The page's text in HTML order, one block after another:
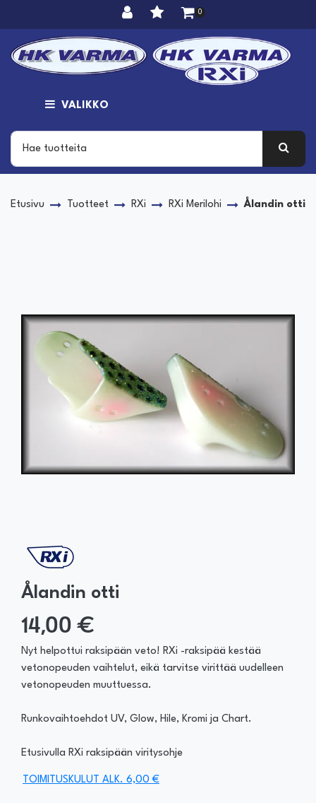
0
VALIKKO
Etusivu Tuotteet RXi RXi Merilohi Ålandin otti
Ålandin otti
14,00 €
Nyt helpottui raksipään veto! RXi -raksipää kestää
vetonopeuden vaihtelut, eikä tarvitse virittää uudelleen
vetonopeuden muuttuessa.
Runkovaihtoehdot UV, Glow, Hile, Kromi ja Chart.
Etusivulla RXi raksipään viritysohje
TOIMITUSKULUT ALK. 6,00 €